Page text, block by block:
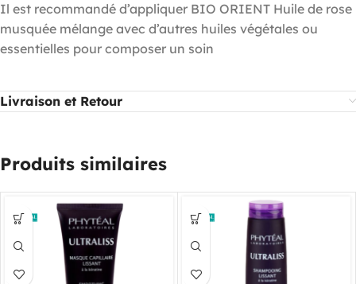
Il est recommandé d’appliquer BIO ORIENT Huile de rose
musquée mélange avec d’autres huiles végétales ou
essentielles pour composer un soin
Livraison et Retour
Produits similaires